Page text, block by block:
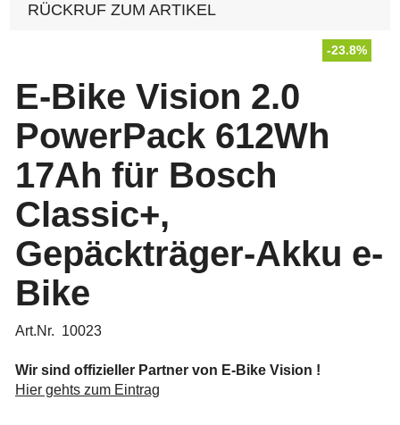
RÜCKRUF ZUM ARTIKEL
-23.8%
E-Bike Vision 2.0
PowerPack 612Wh
17Ah für Bosch
Classic+,
Gepäckträger-Akku e-
Bike
Art.Nr. 10023
Wir sind offizieller Partner von E-Bike Vision !
Hier gehts zum Eintrag